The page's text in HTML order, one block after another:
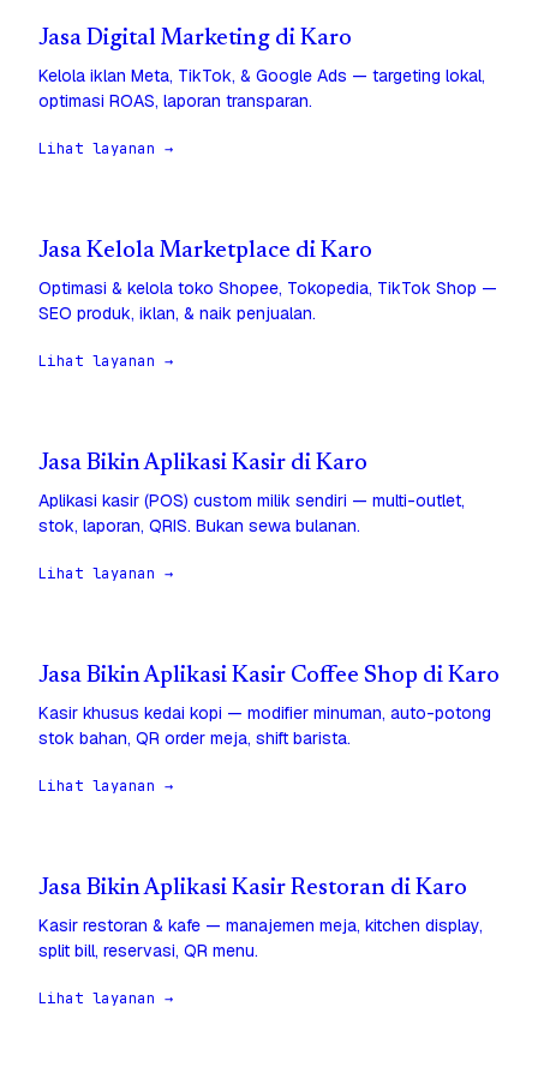
Jasa Digital Marketing di Karo
Kelola iklan Meta, TikTok, & Google Ads — targeting lokal,
optimasi ROAS, laporan transparan.
Lihat layanan →
Jasa Kelola Marketplace di Karo
Optimasi & kelola toko Shopee, Tokopedia, TikTok Shop —
SEO produk, iklan, & naik penjualan.
Lihat layanan →
Jasa Bikin Aplikasi Kasir di Karo
Aplikasi kasir (POS) custom milik sendiri — multi-outlet,
stok, laporan, QRIS. Bukan sewa bulanan.
Lihat layanan →
Jasa Bikin Aplikasi Kasir Coffee Shop di Karo
Kasir khusus kedai kopi — modifier minuman, auto-potong
stok bahan, QR order meja, shift barista.
Lihat layanan →
Jasa Bikin Aplikasi Kasir Restoran di Karo
Kasir restoran & kafe — manajemen meja, kitchen display,
split bill, reservasi, QR menu.
Lihat layanan →